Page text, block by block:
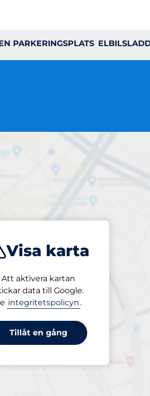
PARKERINGSPLATS
Visa karta
Att aktivera kartan
data till Google.
integritetspolicyn .
Tillåt en gång